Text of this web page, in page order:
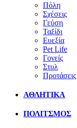
Πόλη
Σχέσεις
Γεύση
Ταξίδι
Ευεξία
Pet Life
Γονείς
Στυλ
Προτάσεις
ΑΘΛΗΤΙΚΑ
ΠΟΛΙΤΣΜΟΣ